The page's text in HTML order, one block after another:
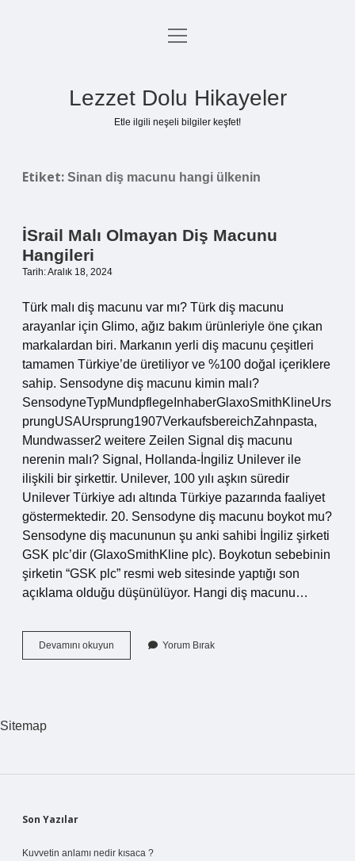
Anasayfa
menüyü
Lezzet Dolu Hikayeler
Etle ilgili neşeli bilgiler keşfet!
Etiket: Sinan diş macunu hangi ülkenin
İSrail Malı Olmayan Diş Macunu
Hangileri
Tarih: Aralık 18, 2024
Türk malı diş macunu var mı? Türk diş macunu
arayanlar için Glimo, ağız bakım ürünleriyle öne çıkan
markalardan biri. Markanın yerli diş macunu çeşitleri
tamamen Türkiye’de üretiliyor ve %100 doğal içeriklere
sahip. Sensodyne diş macunu kimin malı?
SensodyneTypMundpflegeInhaberGlaxoSmithKlineUrs
prungUSAUrsprung1907VerkaufsbereichZahnpasta,
Mundwasser2 weitere Zeilen Signal diş macunu
nerenin malı? Signal, Hollanda-İngiliz Unilever ile
ilişkili bir şirkettir. Unilever, 100 yılı aşkın süredir
Unilever Türkiye adı altında Türkiye pazarında faaliyet
göstermektedir. 20. Sensodyne diş macunu boykot mu?
Sensodyne diş macununun şu anki sahibi İngiliz şirketi
GSK plc’dir (GlaxoSmithKline plc). Boykotun sebebinin
şirketin “GSK plc” resmi web sitesinde yaptığı son
açıklama olduğu düşünülüyor. Hangi diş macunu…
Devamını okuyun
Malı
Yorum Bırak
Sitemap
Sidebar
Son Yazılar
Kuvvetin anlamı nedir kısaca ?